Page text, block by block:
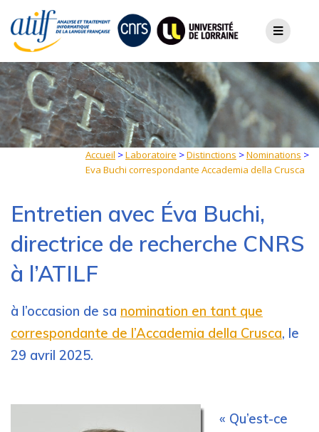
content
Accueil >Laboratoire >Distinctions >Nominations >
Eva Buchi correspondante Accademia della Crusca
Entretien avec Éva Buchi,
directrice de recherche CNRS
à l’ATILF
à l’occasion de sa nomination en tant que
correspondante de l’Accademia della Crusca, le
29 avril 2025.
« Qu’est-ce